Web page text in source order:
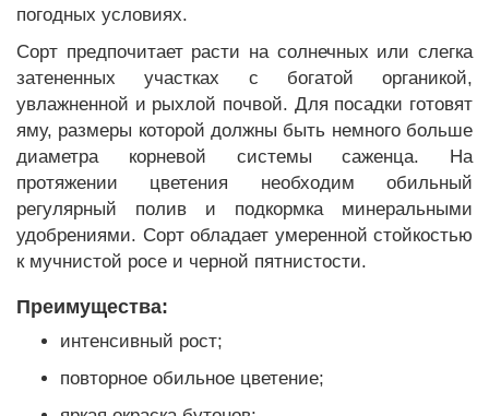
погодных условиях.
Сорт предпочитает расти на солнечных или слегка
затененных участках с богатой органикой,
увлажненной и рыхлой почвой. Для посадки готовят
яму, размеры которой должны быть немного больше
диаметра корневой системы саженца. На
протяжении цветения необходим обильный
регулярный полив и подкормка минеральными
удобрениями. Сорт обладает умеренной стойкостью
к мучнистой росе и черной пятнистости.
Преимущества:
интенсивный рост;
повторное обильное цветение;